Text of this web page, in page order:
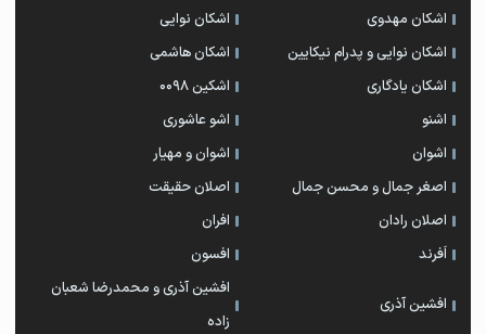
اشکان مهدوی
اشکان نوایی
اشکان نوایی و پدرام نیکایین
اشکان هاشمی
اشکان یادگاری
اشکین ۰۰۹۸
اشنو
اشو عاشوری
اشوان
اشوان و مهیار
اصغر جمال و محسن جمال
اصلان حقیقت
اصلان رادان
افران
اَفرند
افسون
افشین آذری
افشین آذری و محمدرضا شعبان
زاده